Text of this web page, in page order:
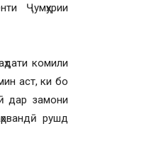
Ҷумҳурии
комили
аст, ки бо
дар замони
рушд